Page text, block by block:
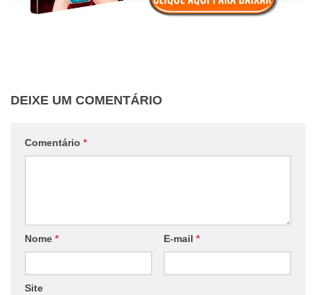
DEIXE UM COMENTÁRIO
Comentário *
Nome * E-mail *
Site